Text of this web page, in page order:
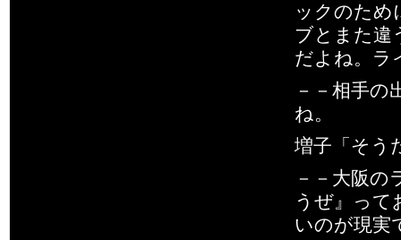
ックのため
ブとまた違
だよね。ラ
－－相手
ね。
増子「そう
－－大阪の
うぜ』っ
いのが現実